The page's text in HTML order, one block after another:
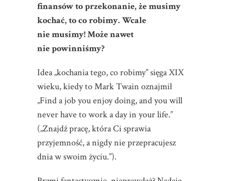
finansów to przekonanie, że musimy
kochać, to co robimy. Wcale
nie musimy! Może nawet
nie powinniśmy?
Idea „kochania tego, co robimy” sięga XIX
wieku, kiedy to Mark Twain oznajmił
„Find a job you enjoy doing, and you will
never have to work a day in your life.”
(„Znajdź pracę, która Ci sprawia
przyjemność, a nigdy nie przepracujesz
dnia w swoim życiu.”).